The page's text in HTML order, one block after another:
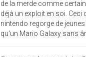
de la merde comme
déjà un exploit en soi. Ceci
nintendo regorge de
qu'un Mario Galaxy sans